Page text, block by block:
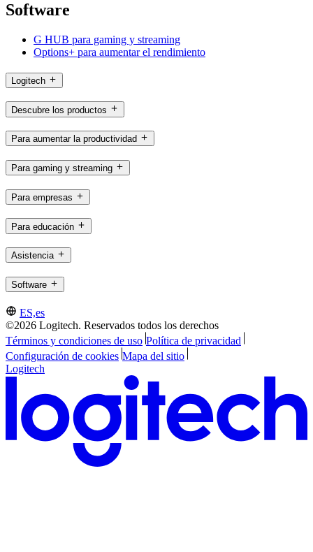
Software
G HUB para gaming y streaming
Options+ para aumentar el rendimiento
Logitech
Descubre los productos
Para aumentar la productividad
Para gaming y streaming
Para empresas
Para educación
Asistencia
Software
ES,es
©2026 Logitech. Reservados todos los derechos
Términos y condiciones de uso Política de privacidad
Configuración de cookies Mapa del sitio
Logitech